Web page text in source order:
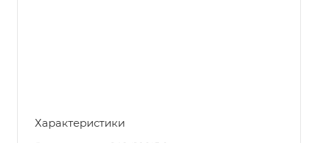
Характеристики